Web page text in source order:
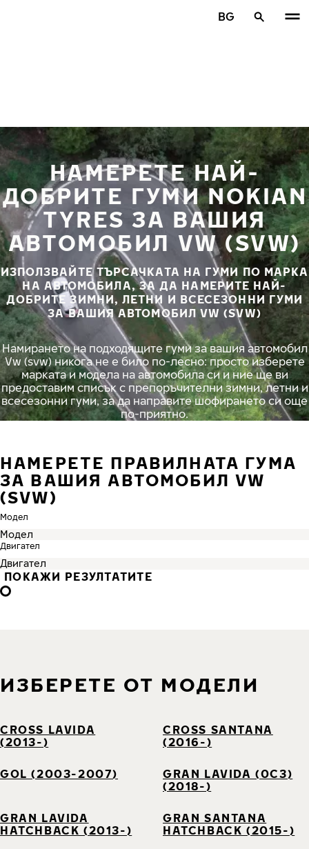
BG
НАМЕРЕТЕ НАЙ-
ДОБРИТЕ ГУМИ NOKIAN
TYRES ЗА ВАШИЯ
АВТОМОБИЛ VW (SVW)
ИЗПОЛЗВАЙТЕ ТЪРСАЧКАТА НА ГУМИ ПО МАРКА
НА АВТОМОБИЛА, ЗА ДА НАМЕРИТЕ НАЙ-
ДОБРИТЕ ЗИМНИ, ЛЕТНИ И ВСЕСЕЗОННИ ГУМИ
ЗА ВАШИЯ АВТОМОБИЛ VW (SVW)
Намирането на подходящите гуми за вашия автомобил
Vw (svw) никога не е било по-лесно: просто изберете
марката и модела на автомобила си и ние ще ви
предоставим списък с препоръчителни зимни, летни и
всесезонни гуми, за да направите шофирането си още
по-приятно.
НАМЕРЕТЕ ПРАВИЛНАТА ГУМА
ЗА ВАШИЯ АВТОМОБИЛ VW
(SVW)
Модел
Двигател
ПОКАЖИ РЕЗУЛТАТИТЕ
ИЗБЕРЕТЕ ОТ МОДЕЛИ
CROSS LAVIDA
(2013-)
CROSS SANTANA
(2016-)
GOL (2003-2007)
GRAN LAVIDA (0C3)
(2018-)
GRAN LAVIDA
HATCHBACK (2013-)
GRAN SANTANA
HATCHBACK (2015-)